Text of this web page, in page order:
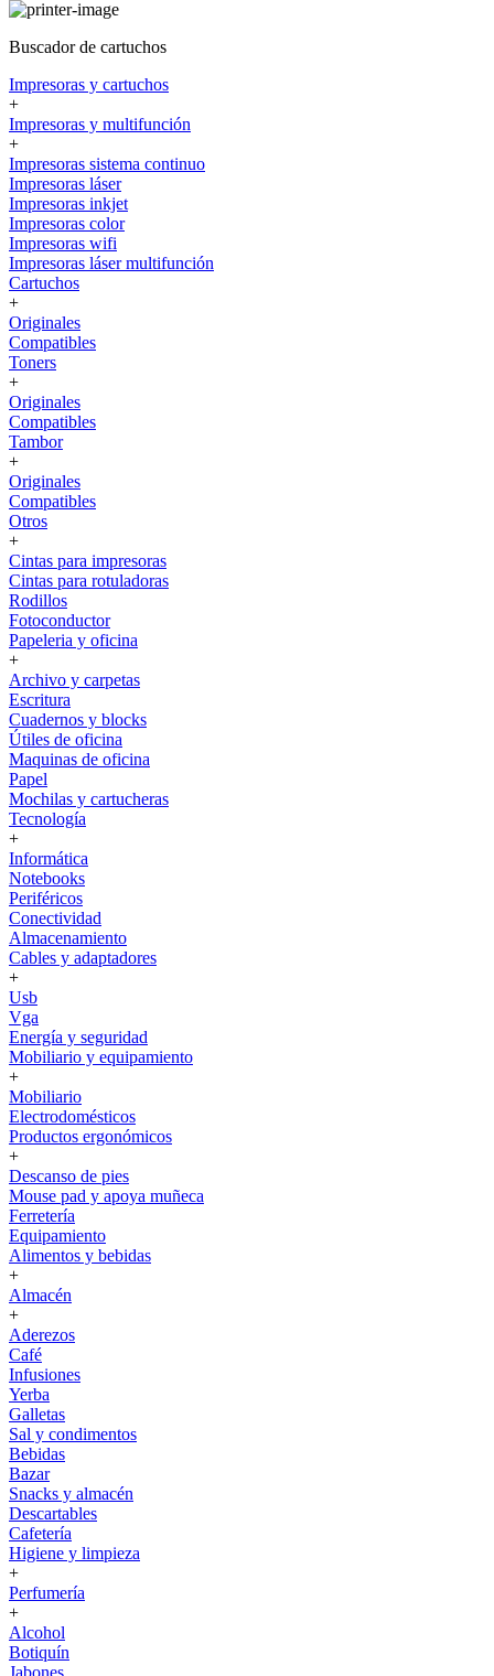
Buscador de cartuchos
Impresoras y cartuchos
+
Impresoras y multifunción
+
Impresoras sistema continuo
Impresoras láser
Impresoras inkjet
Impresoras color
Impresoras wifi
Impresoras láser multifunción
Cartuchos
+
Originales
Compatibles
Toners
+
Originales
Compatibles
Tambor
+
Originales
Compatibles
Otros
+
Cintas para impresoras
Cintas para rotuladoras
Rodillos
Fotoconductor
Papeleria y oficina
+
Archivo y carpetas
Escritura
Cuadernos y blocks
Útiles de oficina
Maquinas de oficina
Papel
Mochilas y cartucheras
Tecnología
+
Informática
Notebooks
Periféricos
Conectividad
Almacenamiento
Cables y adaptadores
+
Usb
Vga
Energía y seguridad
Mobiliario y equipamiento
+
Mobiliario
Electrodomésticos
Productos ergonómicos
+
Descanso de pies
Mouse pad y apoya muñeca
Ferretería
Equipamiento
Alimentos y bebidas
+
Almacén
+
Aderezos
Café
Infusiones
Yerba
Galletas
Sal y condimentos
Bebidas
Bazar
Snacks y almacén
Descartables
Cafetería
Higiene y limpieza
+
Perfumería
+
Alcohol
Botiquín
Jabones